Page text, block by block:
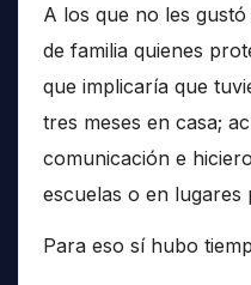
A los que no les
de familia quienes
que implicaría que
tres meses en casa;
comunicación e
escuelas o en lugares
Para eso sí hubo